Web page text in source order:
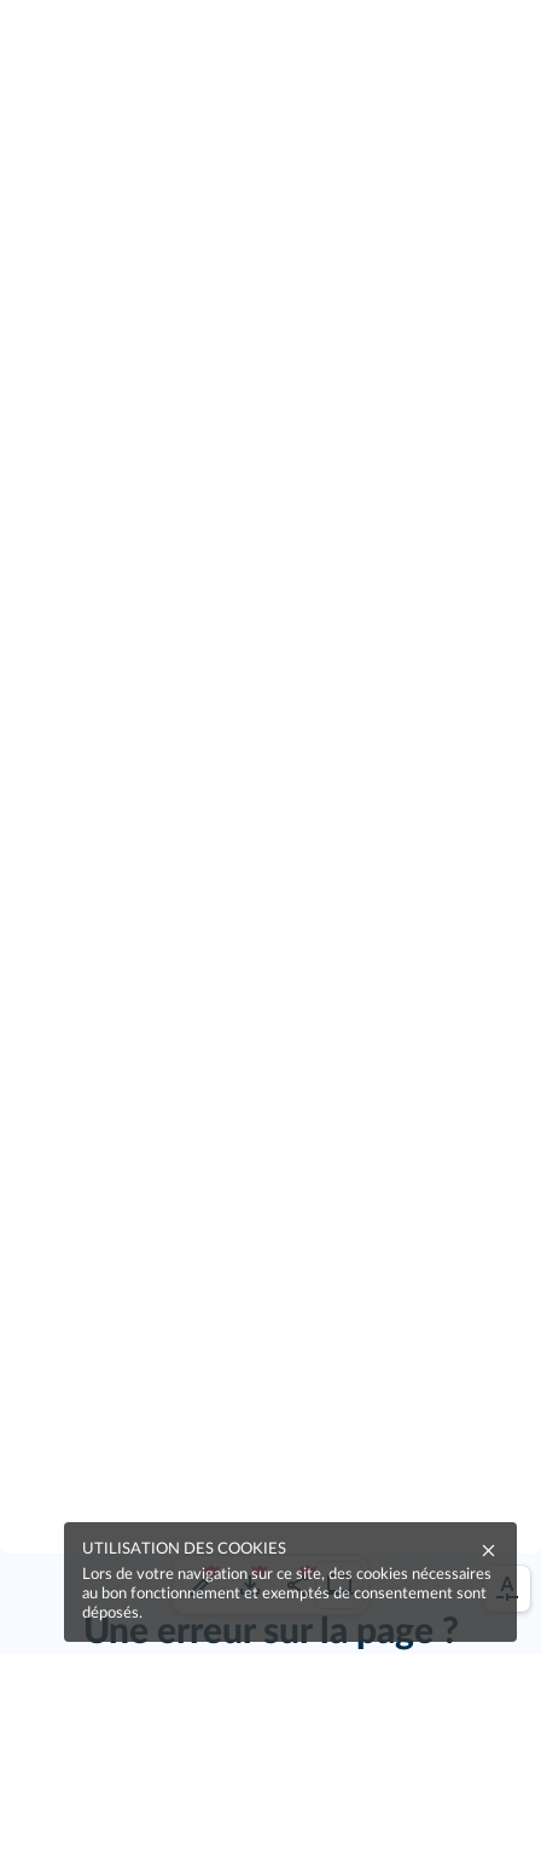
Une erreur sur la page ?
UTILISATION DES COOKIES
Lors de votre navigation sur ce site, des cookies nécessaires
au bon fonctionnement et exemptés de consentement sont
déposés.